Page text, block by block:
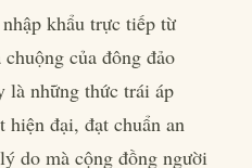
khẩu trực tiếp từ
của đông đảo
những thức trái áp
hiện đại, đạt chuẩn an
do mà cộng đồng người